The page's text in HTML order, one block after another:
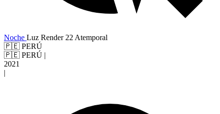
Noche Luz Render 22 Atemporal
🇵🇪 PERÚ
🇵🇪 PERÚ |
2021
|